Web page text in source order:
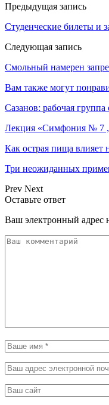
Предыдущая запись
Студенческие билеты и
Следующая запись
Смольный намерен
Вам также могут
Сазанов: рабочая
Лекция «Симфония № 7
Как острая пища влияет
Три неожиданных
Prev Next
Оставьте ответ
Ваш электронный адрес